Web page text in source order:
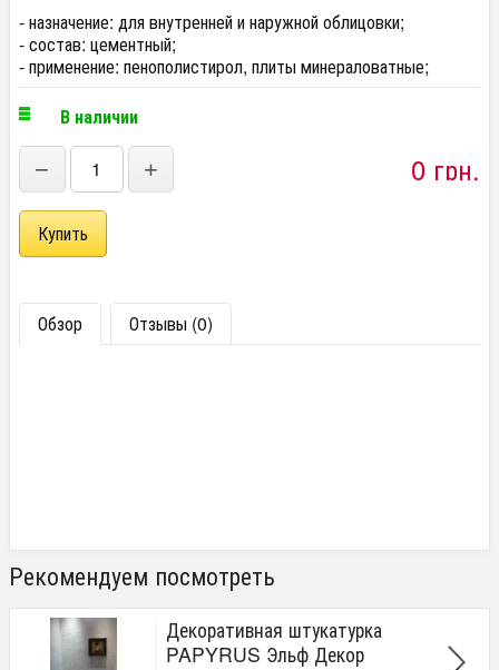
- назначение: для внутренней и наружной облицовки;
- состав: цементный;
- применение: пенополистирол, плиты минераловатные;
В наличии
− + 0 грн.
Обзор Отзывы (0)
Рекомендуем посмотреть
Декоративная штукатурка
PAPYRUS Эльф Декор